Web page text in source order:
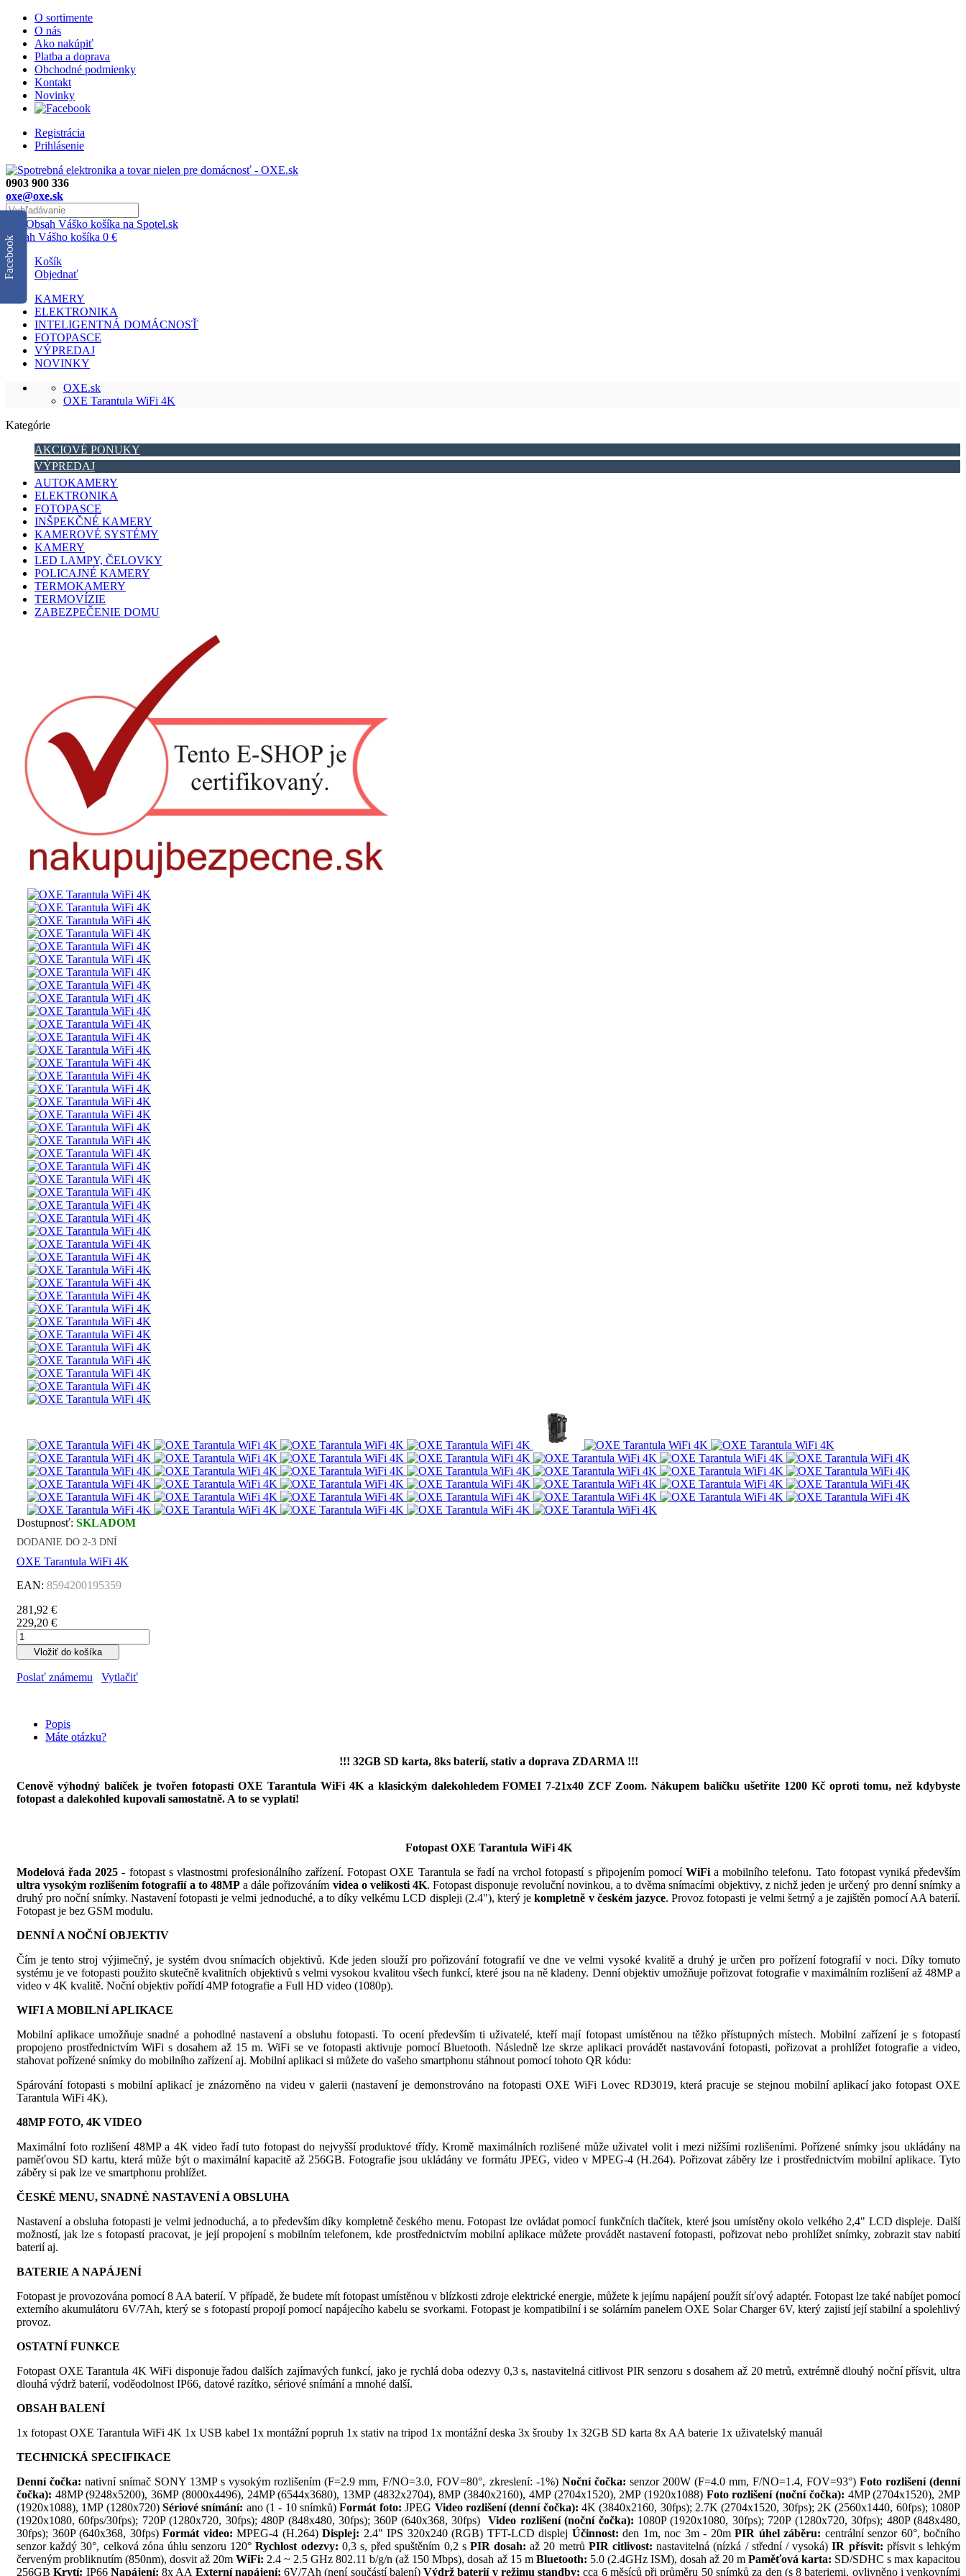
O sortimente
O nás
Ako nakúpiť
Platba a doprava
Obchodné podmienky
Kontakt
Novinky
Registrácia
Prihlásenie
Facebook
0903 900 336
oxe@oxe.sk
Obsah Vášho košíka 0 €
Košík
Objednať
KAMERY
ELEKTRONIKA
INTELIGENTNÁ DOMÁCNOSŤ
FOTOPASCE
VÝPREDAJ
NOVINKY
OXE.sk
OXE Tarantula WiFi 4K
Kategórie
AKCIOVÉ PONUKY
VÝPREDAJ
AUTOKAMERY
ELEKTRONIKA
FOTOPASCE
INŠPEKČNÉ KAMERY
KAMEROVÉ SYSTÉMY
KAMERY
LED LAMPY, ČELOVKY
POLICAJNÉ KAMERY
TERMOKAMERY
TERMOVÍZIE
ZABEZPEČENIE DOMU
Dostupnosť: SKLADOM
DODANIE DO 2-3 DNÍ
OXE Tarantula WiFi 4K
EAN: 8594200195359
281,92 €
229,20 €
Vložiť do košíka
Poslať známemu Vytlačiť
Popis
Máte otázku?
!!! 32GB SD karta, 8ks baterií, stativ a doprava ZDARMA !!!
Cenově výhodný balíček je tvořen fotopastí OXE Tarantula WiFi 4K a klasickým dalekohledem FOMEI 7-21x40 ZCF Zoom. Nákupem balíčku ušetříte 1200 Kč oproti tomu, než kdybyste
fotopast a dalekohled kupovali samostatně. A to se vyplatí!
Fotopast OXE Tarantula WiFi 4K
Modelová řada 2025 - fotopast s vlastnostmi profesionálního zařízení. Fotopast OXE Tarantula se řadí na vrchol fotopastí s připojením pomocí WiFia mobilního telefonu. Tato fotopast vyniká především
ultra vysokým rozlišením fotografií a to 48MPa dále pořizováním videa o velikosti 4K. Fotopast disponuje revoluční novinkou, a to dvěma snímacími objektivy, z nichž jeden je určený pro denní snímky a
druhý pro noční snímky. Nastavení fotopasti je velmi jednoduché, a to díky velkému LCD displeji (2.4"), který jekompletně v českém jazyce. Provoz fotopasti je velmi šetrný a je zajištěn pomocí AA baterií.
Fotopast je bez GSM modulu.
DENNÍ A NOČNÍ OBJEKTIV
Čím je tento stroj výjimečný, je systém dvou snímacích objektivů. Kde jeden slouží pro pořizování fotografií ve dne ve velmi vysoké kvalitě a druhý je určen pro pořízení fotografií v noci. Díky tomuto
systému je ve fotopasti použito skutečně kvalitních objektivů s velmi vysokou kvalitou všech funkcí, které jsou na ně kladeny. Denní objektiv umožňuje pořizovat fotografie v maximálním rozlišení až 48MP a
video v 4K kvalitě. Noční objektiv pořídí 4MP fotografie a Full HD video (1080p).
WIFI A MOBILNÍ APLIKACE
Mobilní aplikace umožňuje snadné a pohodlné nastavení a obsluhu fotopasti. To ocení především ti uživatelé, kteří mají fotopast umístěnou na těžko přístupných místech. Mobilní zařízení je s fotopastí
propojeno prostřednictvím WiFi s dosahem až 15 m. WiFi se ve fotopasti aktivuje pomocí Bluetooth. Následně lze skrze aplikaci provádět nastavování fotopasti, pořizovat a prohlížet fotografie a video,
stahovat pořízené snímky do mobilního zařízení aj. Mobilní aplikaci si můžete do vašeho smartphonu stáhnout pomocí tohoto QR kódu:
Spárování fotopasti s mobilní aplikací je znázorněno na videu v galerii (nastavení je demonstrováno na fotopasti OXE WiFi Lovec RD3019, která pracuje se stejnou mobilní aplikací jako fotopast OXE
Tarantula WiFi 4K).
48MP FOTO, 4K VIDEO
Maximální foto rozlišení 48MP a 4K video řadí tuto fotopast do nejvyšší produktové třídy. Kromě maximálních rozlišené může uživatel volit i mezi nižšími rozlišeními. Pořízené snímky jsou ukládány na
paměťovou SD kartu, která může být o maximální kapacitě až 256GB. Fotografie jsou ukládány ve formátu JPEG, video v MPEG-4 (H.264). Pořizovat záběry lze i prostřednictvím mobilní aplikace. Tyto
záběry si pak lze ve smartphonu prohlížet.
ČESKÉ MENU, SNADNÉ NASTAVENÍ A OBSLUHA
Nastavení a obsluha fotopasti je velmi jednoduchá, a to především díky kompletně českého menu. Fotopast lze ovládat pomocí funkčních tlačítek, které jsou umístěny okolo velkého 2,4" LCD displeje. Další
možností, jak lze s fotopastí pracovat, je její propojení s mobilním telefonem, kde prostřednictvím mobilní aplikace můžete provádět nastavení fotopasti, pořizovat nebo prohlížet snímky, zobrazit stav nabití
baterií aj.
BATERIE A NAPÁJENÍ
Fotopast je provozována pomocí 8 AA baterií. V případě, že budete mít fotopast umístěnou v blízkosti zdroje elektrické energie, můžete k jejímu napájení použít síťový adaptér. Fotopast lze také nabíjet pomocí
externího akumulátoru 6V/7Ah, který se s fotopastí propojí pomocí napájecího kabelu se svorkami. Fotopast je kompatibilní i se solárním panelem OXE Solar Charger 6V, který zajistí její stabilní a spolehlivý
provoz.
OSTATNÍ FUNKCE
Fotopast OXE Tarantula 4K WiFi disponuje řadou dalších zajímavých funkcí, jako je rychlá doba odezvy 0,3 s, nastavitelná citlivost PIR senzoru s dosahem až 20 metrů, extrémně dlouhý noční přísvit, ultra
dlouhá výdrž baterií, voděodolnost IP66, datové razítko, sériové snímání a mnohé další.
OBSAH BALENÍ
1x fotopast OXE Tarantula WiFi 4K 1x USB kabel 1x montážní popruh 1x stativ na tripod 1x montážní deska 3x šrouby 1x 32GB SD karta 8x AA baterie 1x uživatelský manuál
TECHNICKÁ SPECIFIKACE
Denní čočka: nativní snímač SONY 13MP s vysokým rozlišením (F=2.9 mm, F/NO=3.0, FOV=80°, zkreslení: -1%) Noční čočka: senzor 200W (F=4.0 mm, F/NO=1.4, FOV=93°) Foto rozlišení (denní
čočka): 48MP (9248x5200), 36MP (8000x4496), 24MP (6544x3680), 13MP (4832x2704), 8MP (3840x2160), 4MP (2704x1520), 2MP (1920x1088) Foto rozlišení (noční čočka): 4MP (2704x1520), 2MP
(1920x1088), 1MP (1280x720)Sériové snímání: ano (1 - 10 snímků)Formát foto: JPEG Video rozlišení (denní čočka): 4K (3840x2160, 30fps); 2.7K (2704x1520, 30fps); 2K (2560x1440, 60fps); 1080P
(1920x1080, 60fps/30fps); 720P (1280x720, 30fps); 480P (848x480, 30fps); 360P (640x368, 30fps)Video rozlišení (noční čočka): 1080P (1920x1080, 30fps); 720P (1280x720, 30fps); 480P (848x480,
30fps); 360P (640x368, 30fps) Formát video: MPEG-4 (H.264) Displej: 2.4" IPS 320x240 (RGB) TFT-LCD displej Účinnost: den 1m, noc 3m - 20m PIR úhel záběru: centrální senzor 60°, bočního
senzor každý 30°, celková zóna úhlu senzoru 120°Rychlost odezvy: 0,3 s, před spuštěním 0,2 s PIR dosah: až 20 metrů PIR citlivost: nastavitelná (nízká / střední / vysoká)IR přísvit: přísvit s lehkým
červeným probliknutím (850nm), dosvit až 20mWiFi: 2.4 ~ 2.5 GHz 802.11 b/g/n (až 150 Mbps), dosah až 15 m Bluetooth: 5.0 (2.4GHz ISM), dosah až 20 m Paměťová karta: SD/SDHC s max kapacitou
256GBKrytí: IP66 Napájení: 8x AA Externí napájení: 6V/7Ah (není součástí balení)Výdrž baterií v režimu standby: cca 6 měsíců při průměru 50 snímků za den (s 8 bateriemi, ovlivněno i venkovními